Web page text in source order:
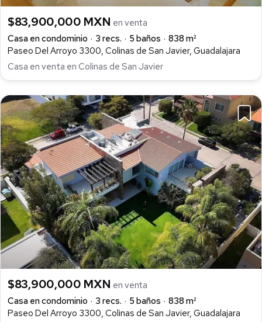
$83,900,000 MXN en venta
Casa en condominio
3 recs. 5 baños
838 m²
Paseo Del Arroyo 3300, Colinas de San Javier, Guadalajara
Casa en venta en Colinas de San Javier
$83,900,000 MXN en venta
Casa en condominio
3 recs. 5 baños
838 m²
Paseo Del Arroyo 3300, Colinas de San Javier, Guadalajara